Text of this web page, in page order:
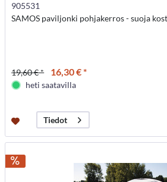
905531
SAMOS paviljonki pohjakerros - suoja
19,60 € * 16,30 € *
heti saatavilla
Tiedot